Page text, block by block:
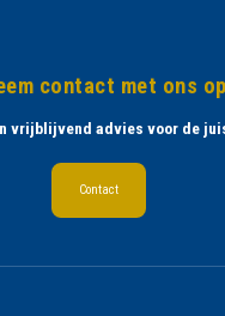
contact met ons
vrijblijvend advies voor de
Contact